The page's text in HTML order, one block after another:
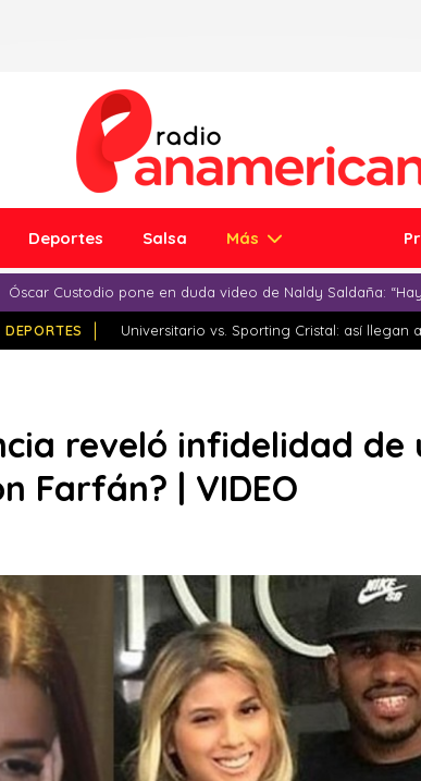
Deportes Salsa Más
Óscar Custodio pone en duda video de Naldy Saldaña:
DEPORTES Universitario vs. Sporting Cristal: así llegan
reveló infidelidad de
Farfán? | VIDEO